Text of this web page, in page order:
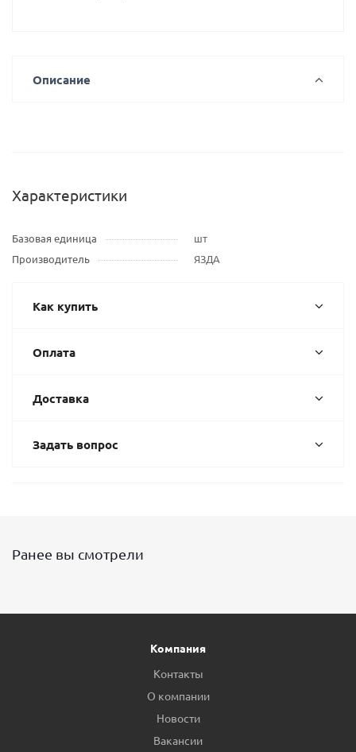
Описание
Характеристики
Базовая единица
шт
Производитель
ЯЗДА
Как купить
Оплата
Доставка
Задать вопрос
Ранее вы смотрели
Компания
Контакты
О компании
Новости
Вакансии